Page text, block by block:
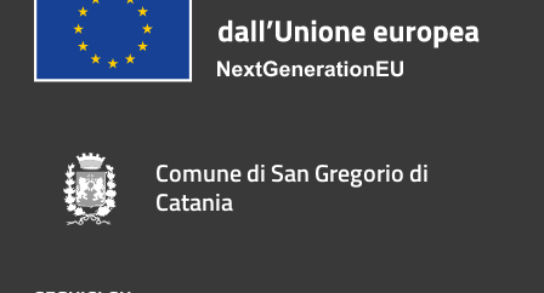
Comune di San Gregorio di
Catania